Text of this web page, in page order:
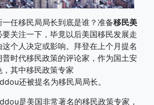
任移民局局长到底是谁？准备移民美
要关注一下，毕竟以后美国移民发展走
个人决定或影响。拜登在上个月提名
时代移民政策的评论家，作为国土安
其中移民政策专家
还被提名为移民局局长。
是美国非常著名的移民政策专家，